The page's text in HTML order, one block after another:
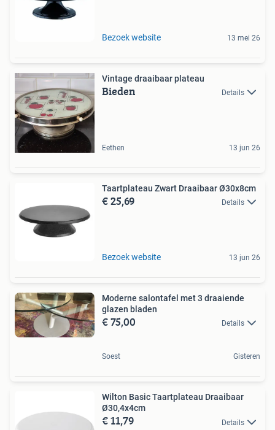
Bezoek website 13 mei 26
Vintage draaibaar plateau
Bieden Details
Eethen 13 jun 26
Taartplateau Zwart Draaibaar Ø30x8cm
€ 25,69 Details
Bezoek website 13 jun 26
Moderne salontafel met 3 draaiende
glazen bladen
€ 75,00 Details
Soest Gisteren
Wilton Basic Taartplateau Draaibaar
Ø30,4x4cm
€ 11,79 Details